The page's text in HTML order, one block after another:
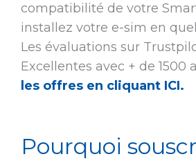
compatibilité de votre
installez votre e-sim en
Les évaluations sur
Excellentes avec + de 1500
les offres en cliquant ICI.
Pourquoi